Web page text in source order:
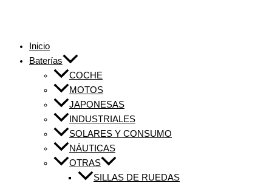
Inicio
Baterías
COCHE
MOTOS
JAPONESAS
INDUSTRIALES
SOLARES Y CONSUMO
NÁUTICAS
OTRAS
SILLAS DE RUEDAS